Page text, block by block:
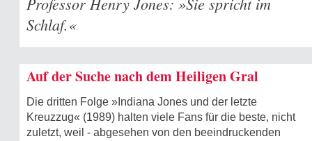
Schlaf.«
Auf der Suche nach dem Heiligen Gral
Die dritten Folge »Indiana Jones und der letzte
Kreuzzug« (1989) halten viele Fans für die beste, nicht
zuletzt, weil - abgesehen von den beeindruckenden